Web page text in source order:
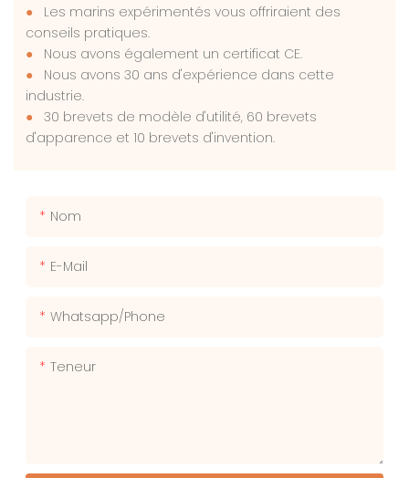
●
Les marins expérimentés vous offriraient des
conseils pratiques.
●
Nous avons également un certificat CE.
●
Nous avons 30 ans d'expérience dans cette
industrie.
● 30 brevets de modèle d'utilité, 60 brevets
d'apparence et 10 brevets d'invention.
Nom
E-Mail
Whatsapp/phone
Teneur